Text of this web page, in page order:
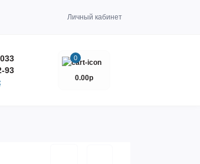
Личный кабинет
93
0
0.00р